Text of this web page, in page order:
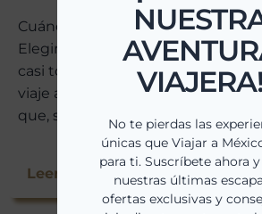
Cuándo Viajar a México: La Guía
Elegir el Mejor Momento Hay
casi todo el mundo se hace antes
viaje a México. Una duda que
que, si no se responde...
Leer Más >>
VIAJERA!
No te pierdas las
únicas que Viajar a
para ti. Suscríbete ahora
nuestras últimas
ofertas exclusivas y